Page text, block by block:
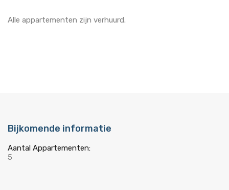
Alle appartementen zijn verhuurd.
Bijkomende informatie
Aantal Appartementen:
5